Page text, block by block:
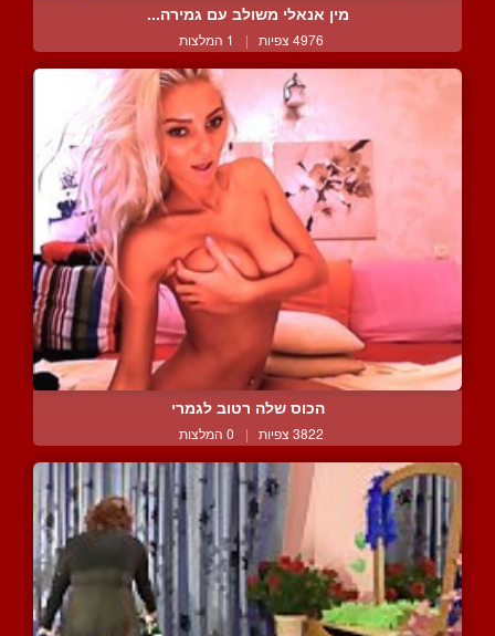
מין אנאלי משולב עם גמירה...
4976 צפיות | 1 המלצות
הכוס שלה רטוב לגמרי
3822 צפיות | 0 המלצות